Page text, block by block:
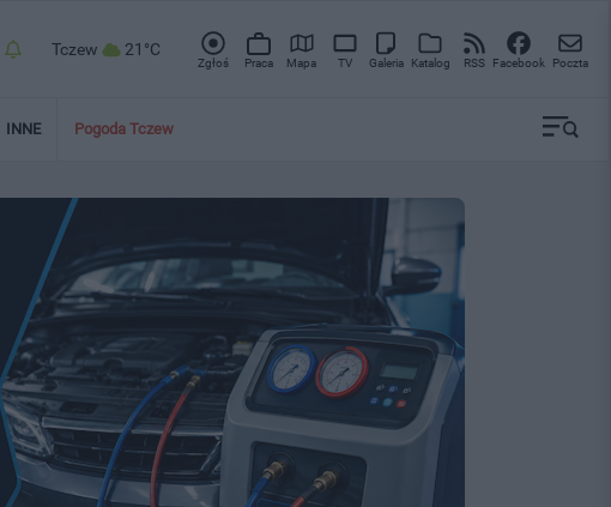
Tczew 21°C
Zgłoś Praca Mapa TV Galeria Katalog RSS Facebook Poczta
INNE Pogoda Tczew